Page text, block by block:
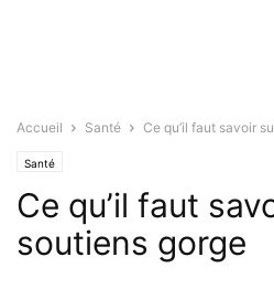
Accueil Santé Ce qu’il faut savoir
Santé
Ce qu’il faut
soutiens gorge